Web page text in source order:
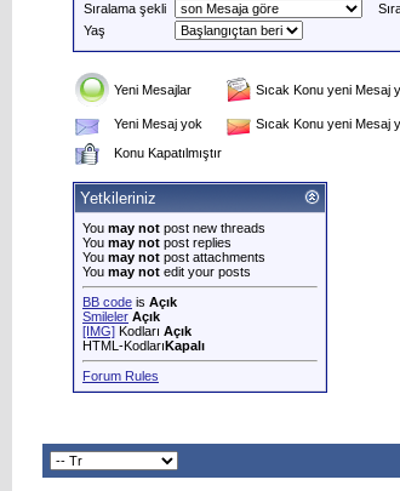
Sıralama şekli
Yaş
Yeni Mesajlar Sıcak Konu yeni Mesaj
Yeni Mesaj yok
Sıcak Konu yeni Mesaj
Konu Kapatılmıştır
Yetkileriniz
You may not post new threads
You may not post replies
You may not post attachments
You may not edit your posts
BB code is Açık
Smileler Açık
[IMG] Kodları Açık
HTML-KodlarıKapalı
Forum Rules